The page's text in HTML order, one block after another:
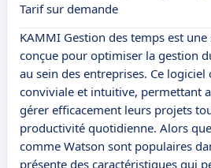
Tarif sur demande
KAMMI Gestion des temps est
conçue pour optimiser la gestion
au sein des entreprises. Ce
conviviale et intuitive, permettant
gérer efficacement leurs projets
productivité quotidienne. Alors
comme Watson sont populaires
présente des caractéristiques qui